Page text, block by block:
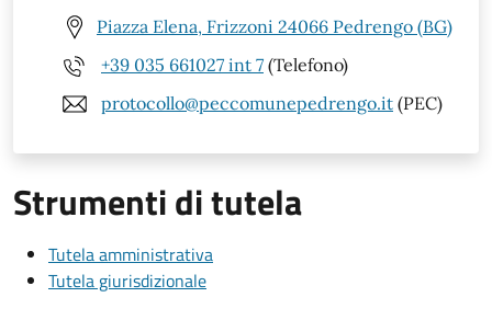
Piazza Elena, Frizzoni 24066 Pedrengo (BG)
+39 035 661027 int 7 (Telefono)
protocollo@peccomunepedrengo.it (PEC)
Strumenti di tutela
Tutela amministrativa
Tutela giurisdizionale